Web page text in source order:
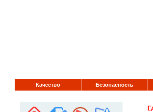
Качество Безопасность